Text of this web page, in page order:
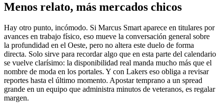
Menos relato, más mercados chicos
Hay otro punto, incómodo. Si Marcus Smart aparece en titulares por
avances en trabajo físico, eso mueve la conversación general sobre
la profundidad en el Oeste, pero no altera este duelo de forma
directa. Solo sirve para recordar algo que en esta parte del calendario
se vuelve clarísimo: la disponibilidad real manda mucho más que el
nombre de moda en los portales. Y con Lakers eso obliga a revisar
reportes hasta el último momento. Apostar temprano a un spread
grande en un equipo que administra minutos de veteranos, es regalar
margen.